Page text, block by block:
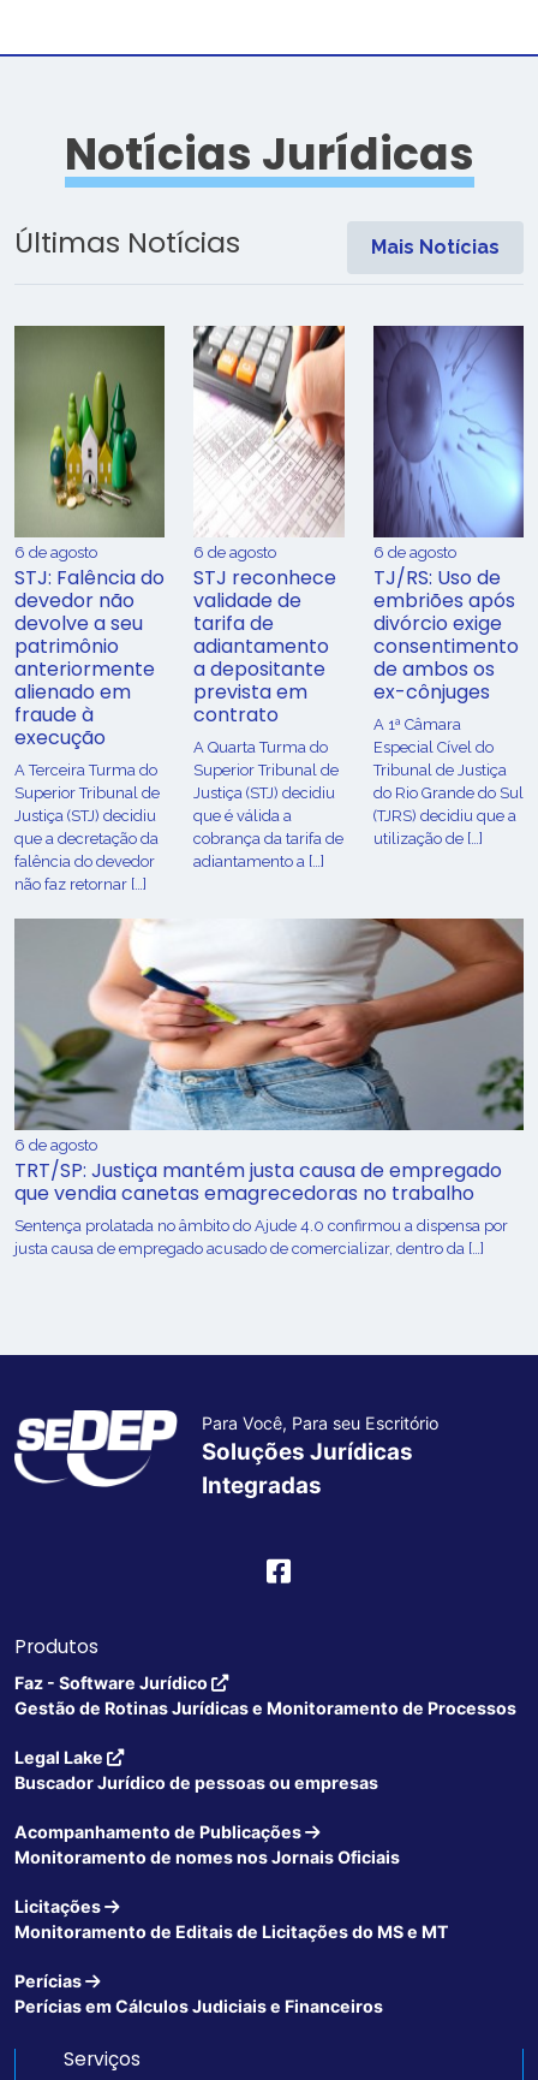
Notícias Jurídicas
Últimas Notícias Mais Notícias
6 de agosto
STJ: Falência do
devedor não
devolve a seu
patrimônio
anteriormente
alienado em
fraude à
execução
A Terceira Turma do
Superior Tribunal de
Justiça (STJ) decidiu
que a decretação da
falência do devedor
não faz retornar […]
6 de agosto
STJ reconhece
validade de
tarifa de
adiantamento
a depositante
prevista em
contrato
A Quarta Turma do
Superior Tribunal de
Justiça (STJ) decidiu
que é válida a
cobrança da tarifa de
adiantamento a […]
6 de agosto
TJ/RS: Uso de
embriões após
divórcio exige
consentimento
de ambos os
ex-cônjuges
A 1ª Câmara
Especial Cível do
Tribunal de Justiça
do Rio Grande do Sul
(TJRS) decidiu que a
utilização de […]
6 de agosto
TRT/SP: Justiça mantém justa causa de empregado
que vendia canetas emagrecedoras no trabalho
Sentença prolatada no âmbito do Ajude 4.0 confirmou a dispensa por
justa causa de empregado acusado de comercializar, dentro da […]
Para Você, Para seu Escritório
Soluções Jurídicas
Integradas
Produtos
Faz - Software Jurídico
Gestão de Rotinas Jurídicas e Monitoramento de Processos
Legal Lake
Buscador Jurídico de pessoas ou empresas
Acompanhamento de Publicações
Monitoramento de nomes nos Jornais Oficiais
Licitações
Monitoramento de Editais de Licitações do MS e MT
Perícias
Perícias em Cálculos Judiciais e Financeiros
Serviços